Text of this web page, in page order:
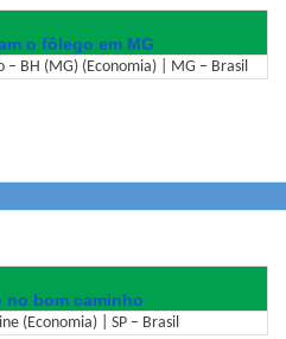
o fôlego em MG
– BH (MG) (Economia) | MG – Brasil
no bom caminho
(Economia) | SP – Brasil